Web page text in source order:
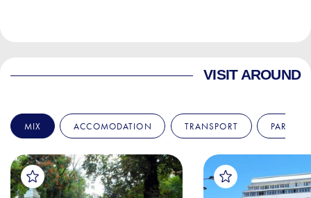
VISIT AROUND
MIX ACCOMODATION TRANSPORT PARKS